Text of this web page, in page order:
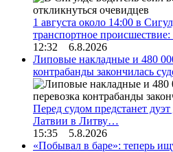
1 августа около 14:00 в
транспортное
12:32 6.8.2026
Липовые накладные и 480
контрабанды закончилась
Перед судом предстанет
Латвии в Литву…
15:35 5.8.2026
«Побывал в баре»: теперь